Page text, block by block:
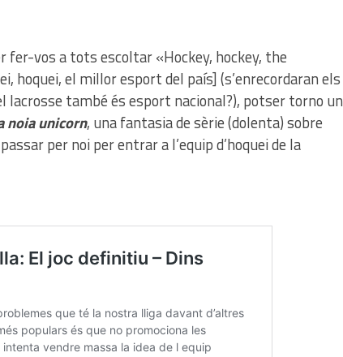
fer-vos a tots escoltar «Hockey, hockey, the
hoquei, el millor esport del país] (s’enrecordaran els
lacrosse també és esport nacional?), potser torno un
noia unicorn, una fantasia de sèrie (dolenta) sobre
per noi per entrar a l’equip d’hoquei de la